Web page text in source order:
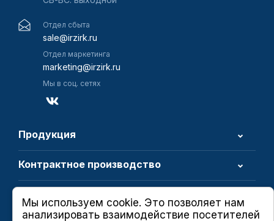
Отдел сбыта
sale@irzirk.ru
Отдел маркетинга
marketing@irzirk.ru
Мы в соц. сетях
Продукция
Контрактное производство
Мы используем cookie. Это позволяет нам
анализировать взаимодействие посетителей